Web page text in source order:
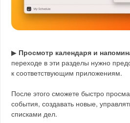
▶ Просмотр календаря и
переходе в эти разделы нужно
к соответствующим приложениям.
После этого сможете быстро
события, создавать новые,
списками дел.